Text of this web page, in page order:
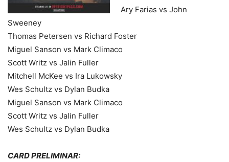
Ary Farias vs John
Sweeney
Thomas Petersen vs Richard Foster
Miguel Sanson vs Mark Climaco
Scott Writz vs Jalin Fuller
Mitchell McKee vs Ira Lukowsky
Wes Schultz vs Dylan Budka
Miguel Sanson vs Mark Climaco
Scott Writz vs Jalin Fuller
Wes Schultz vs Dylan Budka
CARD PRELIMINAR: